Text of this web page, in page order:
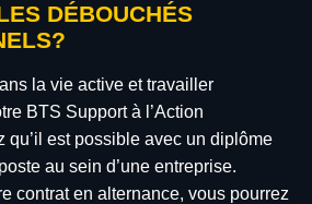
DÉBOUCHÉS
la vie active et travailler
BTS Support à l’Action
qu’il est possible avec un diplôme
au sein d’une entreprise.
contrat en alternance, vous pourrez